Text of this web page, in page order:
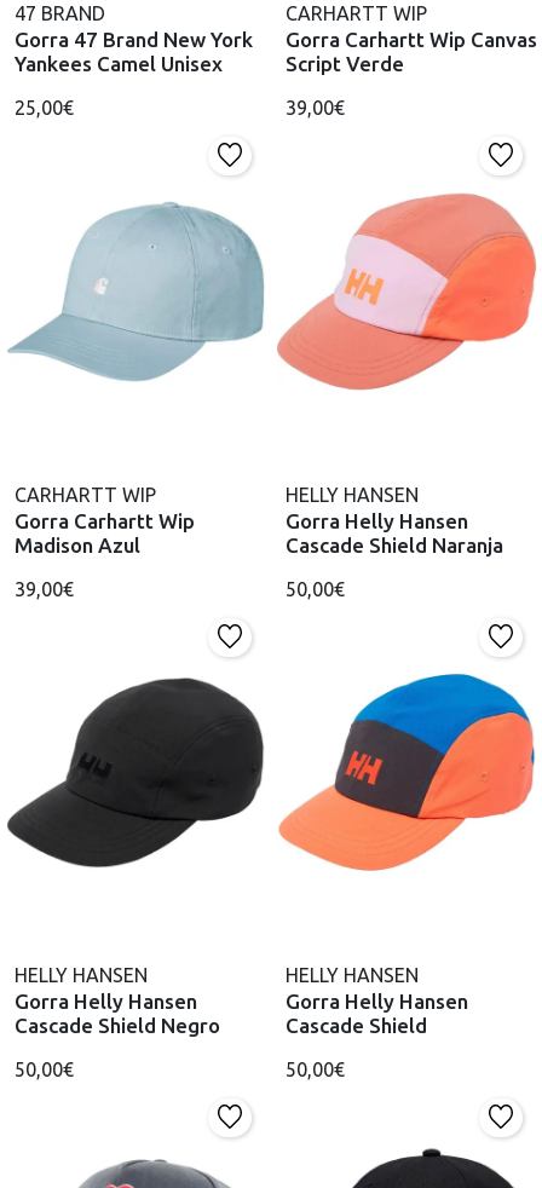
47 BRAND
Gorra 47 Brand New York
Yankees Camel Unisex
25,00€
CARHARTT WIP
Gorra Carhartt Wip Canvas
Script Verde
39,00€
CARHARTT WIP
Gorra Carhartt Wip
Madison Azul
39,00€
HELLY HANSEN
Gorra Helly Hansen
Cascade Shield Naranja
50,00€
HELLY HANSEN
Gorra Helly Hansen
Cascade Shield Negro
50,00€
HELLY HANSEN
Gorra Helly Hansen
Cascade Shield
50,00€